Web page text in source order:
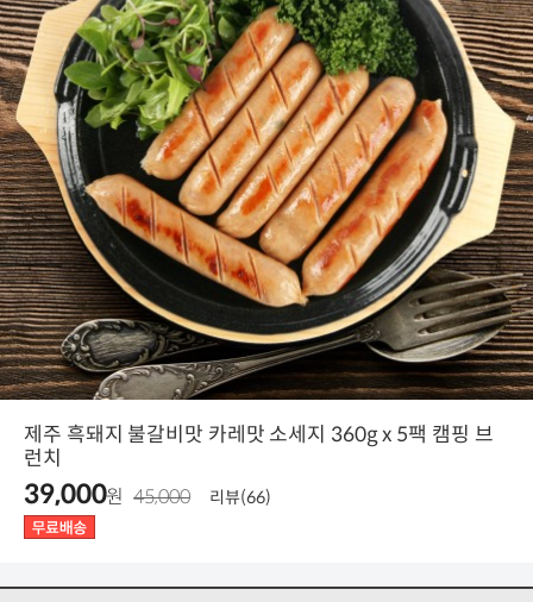
제주 흑돼지 불갈비맛 카레맛 소세지 360g x 5팩 캠핑 브
런치
39,000원 45,000 리뷰(66)